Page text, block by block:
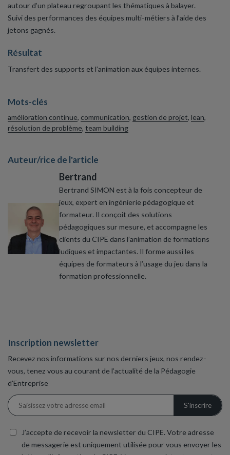
autour d’un plateau regroupant les thématiques à balayer.
Suivi des performances des équipes multi-métiers à l’aide des
jetons gagnés.
Résultat
Transfert des supports et l’animation aux équipes internes.
Mots-clés
amélioration continue, communication, gestion de projet, lean,
résolution de problème, team building
Auteur/rice de l'article
Bertrand
Bertrand SIMON est à la fois concepteur de
jeux, expert en ingénierie pédagogique et
formateur. Il conçoit des solutions
pédagogiques sur mesure, et accompagne les
clients du CIPE dans l’animation de formations
ludiques et impactantes. Il forme aussi les
équipes de formateurs à l’usage du jeu dans la
formation professionnelle.
Inscription newsletter
Recevez nos informations sur nos derniers jeux, nos rendez-
vous, tenez vous au courant de l’actualité de la Pédagogie
d’Entreprise
J’accepte de recevoir la newsletter du CIPE. Votre adresse
de messagerie est uniquement utilisée pour vous envoyer les